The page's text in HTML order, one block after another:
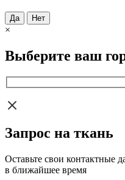
Да Нет
×
Выберите ваш
Запрос на ткань
Оставьте свои контактные
в ближайшее время